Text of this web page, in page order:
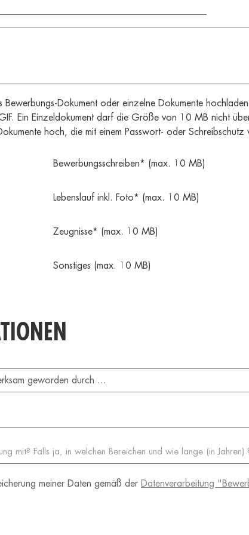
Bewerbungs-Dokument oder einzelne Dokumente
Ein Einzeldokument darf die Größe von 10 MB nicht
hoch, die mit einem Passwort- oder Schreibschutz
Bewerbungsschreiben* (max. 10 MB)
Lebenslauf inkl. Foto* (max. 10 MB)
Zeugnisse* (max. 10 MB)
Sonstiges (max. 10 MB)
meiner Daten gemäß der Datenverarbeitung